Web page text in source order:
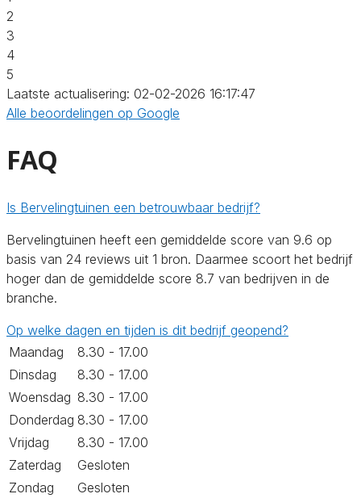
2
3
4
5
Laatste actualisering: 02-02-2026 16:17:47
Alle beoordelingen op Google
FAQ
Is Bervelingtuinen een betrouwbaar bedrijf?
Bervelingtuinen heeft een gemiddelde score van 9.6 op
basis van 24 reviews uit 1 bron. Daarmee scoort het bedrijf
hoger dan de gemiddelde score 8.7 van bedrijven in de
branche.
Op welke dagen en tijden is dit bedrijf geopend?
Maandag
8.30 - 17.00
Dinsdag
8.30 - 17.00
Woensdag 8.30 - 17.00
Donderdag 8.30 - 17.00
Vrijdag
8.30 - 17.00
Zaterdag
Gesloten
Zondag
Gesloten